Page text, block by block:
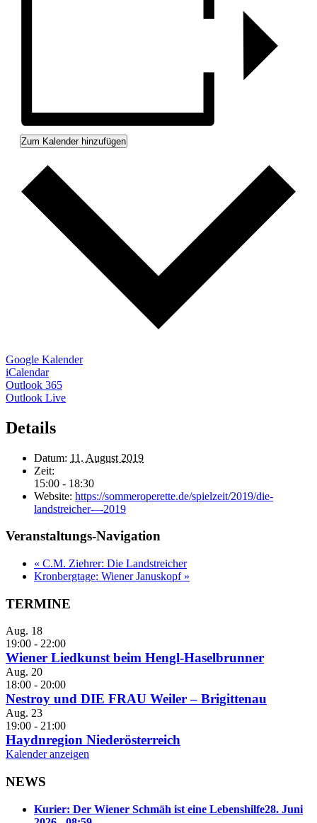
Zum Kalender hinzufügen
Google Kalender
iCalendar
Outlook 365
Outlook Live
Details
Datum: 11. August 2019
Zeit:
15:00 - 18:30
Website: https://sommeroperette.de/spielzeit/2019/die-
landstreicher-–-2019
Veranstaltungs-Navigation
« C.M. Ziehrer: Die Landstreicher
Kronbergtage: Wiener Januskopf »
TERMINE
Aug. 18
19:00 - 22:00
Wiener Liedkunst beim Hengl-Haselbrunner
Aug. 20
18:00 - 20:00
Nestroy und DIE FRAU Weiler – Brigittenau
Aug. 23
19:00 - 21:00
Haydnregion Niederösterreich
Kalender anzeigen
NEWS
Kurier: Der Wiener Schmäh ist eine Lebenshilfe28. Juni